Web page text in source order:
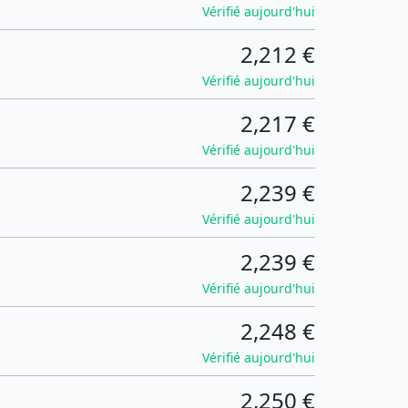
Vérifié aujourd'hui
2,212 €
Vérifié aujourd'hui
2,217 €
Vérifié aujourd'hui
2,239 €
Vérifié aujourd'hui
2,239 €
Vérifié aujourd'hui
2,248 €
Vérifié aujourd'hui
2,250 €